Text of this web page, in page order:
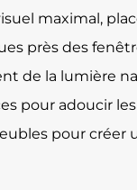
maximal,
près des
de la lumière
pour adoucir
pour créer